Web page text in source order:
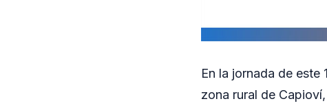
En la jornada de
zona rural de